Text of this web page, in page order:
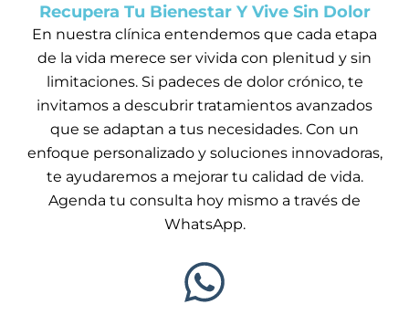
Recupera Tu Bienestar Y Vive Sin Dolor
En nuestra clínica entendemos que cada etapa
de la vida merece ser vivida con plenitud y sin
limitaciones. Si padeces de dolor crónico, te
invitamos a descubrir tratamientos avanzados
que se adaptan a tus necesidades. Con un
enfoque personalizado y soluciones innovadoras,
te ayudaremos a mejorar tu calidad de vida.
Agenda tu consulta hoy mismo a través de
WhatsApp.